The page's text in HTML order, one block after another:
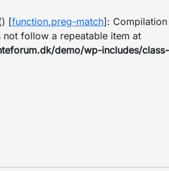
[function.preg-match]: Compilation
follow a repeatable item at
demo/wp-includes/class-